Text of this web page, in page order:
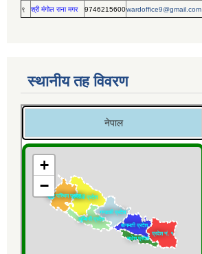
९ श्री मंगोल राना मगर 9746215600wardoffice9@gmail.com
स्थानीय तह विवरण